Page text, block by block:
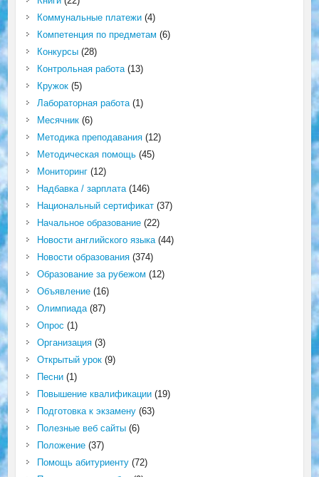
Коммунальные платежи(4)
Компетенция по предметам (6)
Конкурсы(28)
Контрольная работа(13)
Кружок(5)
Лабораторная работа(1)
Месячник(6)
Методика преподавания(12)
Методическая помощь(45)
Мониторинг(12)
Надбавка / зарплата(146)
Национальный сертификат(37)
Начальное образование(22)
Новости английского языка(44)
Новости образования(374)
Образование за рубежом (12)
Объявление(16)
Олимпиада(87)
Опрос (1)
Организация(3)
Открытый урок(9)
Песни(1)
Повышение квалификации(19)
Подготовка к экзамену(63)
Полезные веб сайты(6)
Положение(37)
Помощь абитуриенту(72)